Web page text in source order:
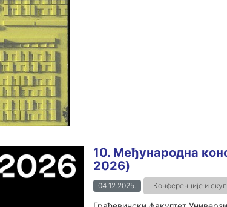
10. Међународна
2026)
04.12.2025. Конференције и